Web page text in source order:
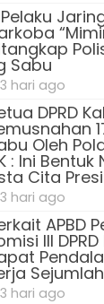
Sabu
3 hari ago
DPRD
Oleh
: Ini
Cita
3 hari ago
APBD
III
Sejumlah
3 hari ago